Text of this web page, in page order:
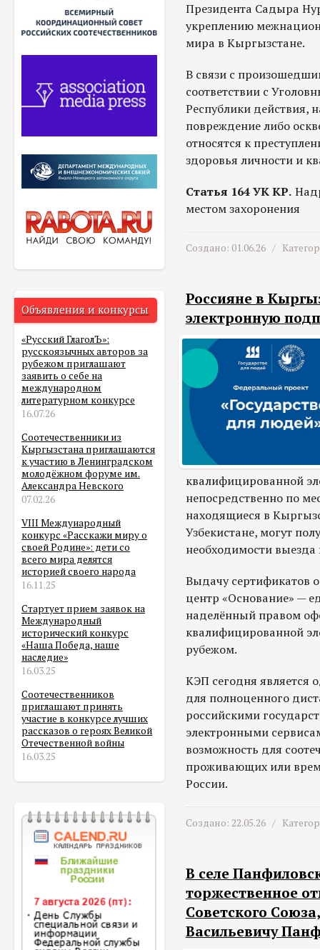
Объявления и конкурсы
«Русский ГлаголЪ»:
русскоязычных авторов за
рубежом приглашают
заявить о себе на
международном
литературном конкурсе
16.07.26
Соотечественники из
Кыргызстана приглашаются
к участию в Ленинградском
молодёжном форуме им.
Александра Невского
07.02.26
VIII Международный
конкурс «Расскажи миру о
своей Родине»: дети со
всего мира делятся
историей своего народа
16.11.25
Стартует прием заявок на
Международный
исторический конкурс
«Наша Победа, наше
наследие»
16.03.25
Соотечественников
приглашают принять
участие в конкурсе лучших
рассказов о героях Великой
Отечественной войны
16.03.25
Президента Садыра
укреплению
мира в Кыргызстане.
В связи с
соответствии с
Республики действия,
повреждение либо
относятся к
здоровья личности и
Статья 164 УК КР.
местом захоронения
Создано: 01.06.26 /
Россияне в
электронную
квалифицированной
непосредственно по
находящиеся в
Узбекистане, могут
необходимости выезда
Выдачу сертификатов
центр «Основание» —
наделённый правом
квалифицированной
рубежом.
КЭП сегодня является
для полноценного
российскими
электронными
возможность для
проживающих или
России.
Создано: 22.05.26 /
В селе
торжественное
Советского
Васильевичу